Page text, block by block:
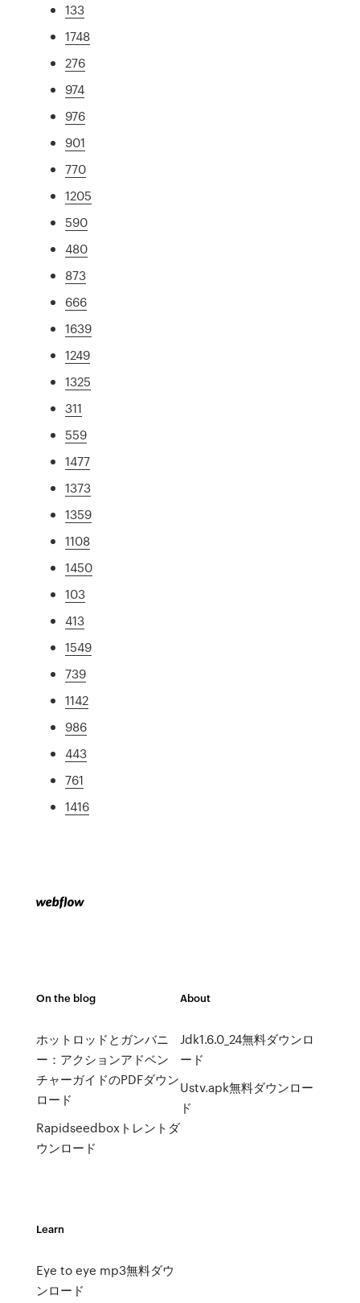
133
1748
276
974
976
901
770
1205
590
480
873
666
1639
1249
1325
311
559
1477
1373
1359
1108
1450
103
413
1549
739
1142
986
443
761
1416
On the blog
ホットロッドとガンバニ
ー：アクションアドベン
チャーガイドのPDFダウン
ロード
Rapidseedboxトレントダ
ウンロード
About
Jdk1.6.0_24無料ダウンロ
ード
Ustv.apk無料ダウンロー
ド
Learn
Eye to eye mp3無料ダウ
ンロード